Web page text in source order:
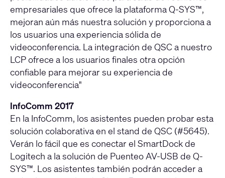
empresariales que ofrece la plataforma Q-SYS™,
mejoran aún más nuestra solución y proporciona a
los usuarios una experiencia sólida de
videoconferencia. La integración de QSC a nuestro
LCP ofrece a los usuarios finales otra opción
confiable para mejorar su experiencia de
videoconferencia"
InfoComm 2017
En la InfoComm, los asistentes pueden probar esta
solución colaborativa en el stand de QSC (#5645).
Verán lo fácil que es conectar el SmartDock de
Logitech a la solución de Puenteo AV-USB de Q-
SYS™. Los asistentes también podrán acceder a